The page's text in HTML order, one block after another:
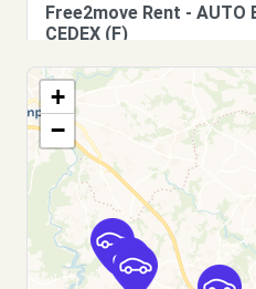
Free2move Rent - AUTO
CEDEX (F)
411 RUE DOMINIQUE
LANESTER CEDEX, 56603
Voir l'agence
Free2move Rent - AUTO
CEDEX (J)
411 RUE DOMINIQUE ARAGO
+
−